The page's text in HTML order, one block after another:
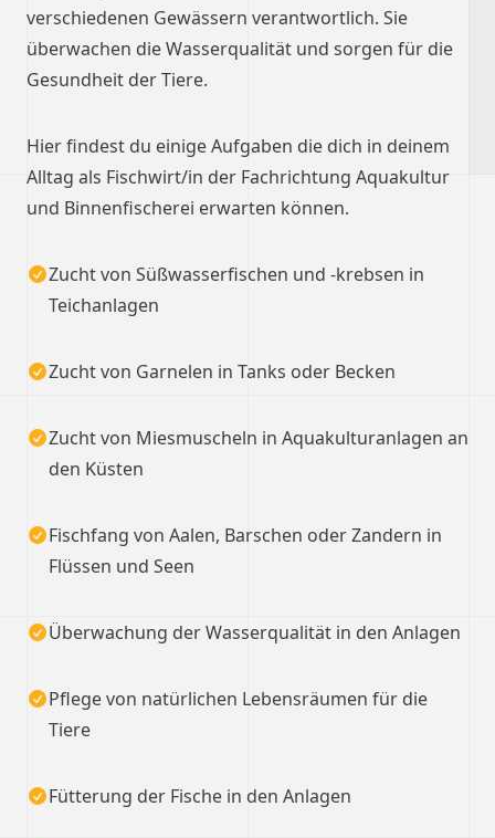
verschiedenen Gewässern verantwortlich. Sie
überwachen die Wasserqualität und sorgen für die
Gesundheit der Tiere.
Hier findest du einige Aufgaben die dich in deinem
Alltag als Fischwirt/in der Fachrichtung Aquakultur
und Binnenfischerei erwarten können.
Zucht von Süßwasserfischen und -krebsen in
Teichanlagen
Zucht von Garnelen in Tanks oder Becken
Zucht von Miesmuscheln in Aquakulturanlagen an
den Küsten
Fischfang von Aalen, Barschen oder Zandern in
Flüssen und Seen
Überwachung der Wasserqualität in den Anlagen
Pflege von natürlichen Lebensräumen für die
Tiere
Fütterung der Fische in den Anlagen